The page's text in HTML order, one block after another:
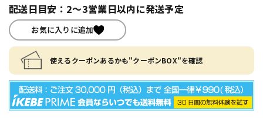
配送日目安：2～3営業日以内に発送予定
お気に入りに追加
使えるクーポンあるかも"クーポンBOX"を確認